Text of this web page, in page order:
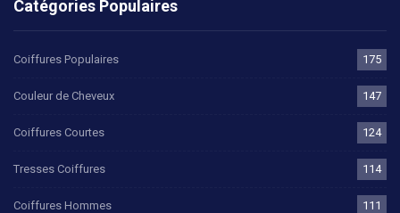
Catégories Populaires
Coiffures Populaires 175
Couleur de Cheveux 147
Coiffures Courtes 124
Tresses Coiffures 114
Coiffures Hommes 111